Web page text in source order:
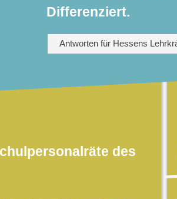
Differenziert.
Antworten für Hessens
des